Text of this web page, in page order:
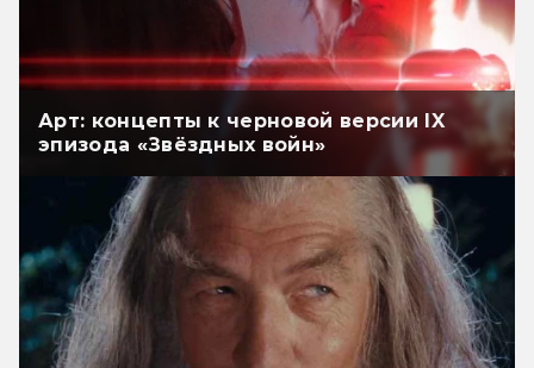
Арт: концепты к черновой версии IX
эпизода «Звёздных войн»